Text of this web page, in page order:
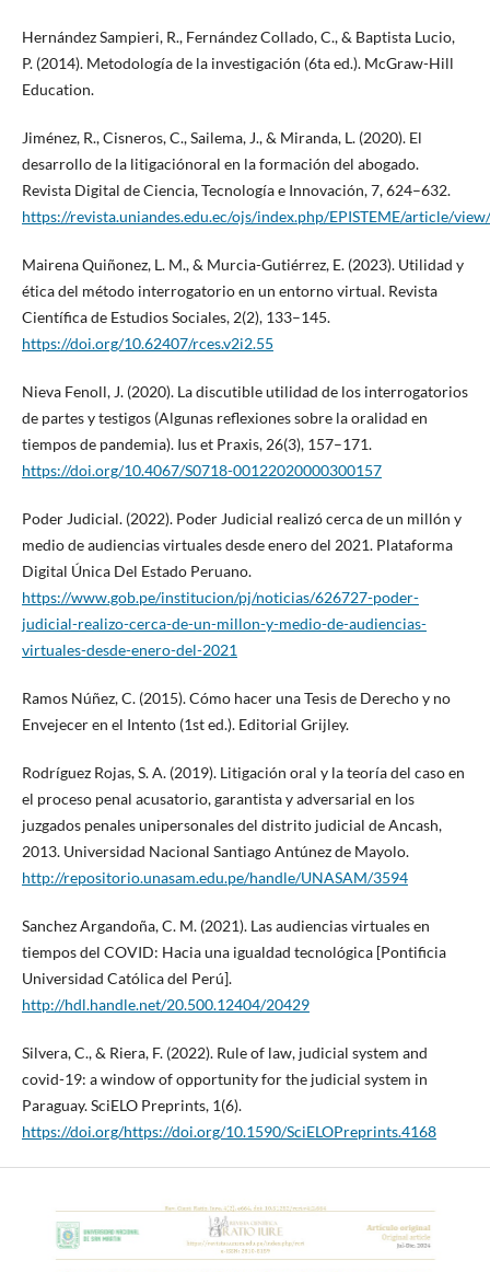
Hernández Sampieri, R., Fernández Collado, C., & Baptista Lucio,
P. (2014). Metodología de la investigación (6ta ed.). McGraw-Hill
Education.
Jiménez, R., Cisneros, C., Sailema, J., & Miranda, L. (2020). El
desarrollo de la litigaciónoral en la formación del abogado.
Revista Digital de Ciencia, Tecnología e Innovación, 7, 624–632.
https://revista.uniandes.edu.ec/ojs/index.php/EPISTEME/article/
Mairena Quiñonez, L. M., & Murcia-Gutiérrez, E. (2023). Utilidad y
ética del método interrogatorio en un entorno virtual. Revista
Científica de Estudios Sociales, 2(2), 133–145.
https://doi.org/10.62407/rces.v2i2.55
Nieva Fenoll, J. (2020). La discutible utilidad de los interrogatorios
de partes y testigos (Algunas reflexiones sobre la oralidad en
tiempos de pandemia). Ius et Praxis, 26(3), 157–171.
https://doi.org/10.4067/S0718-00122020000300157
Poder Judicial. (2022). Poder Judicial realizó cerca de un millón y
medio de audiencias virtuales desde enero del 2021. Plataforma
Digital Única Del Estado Peruano.
https://www.gob.pe/institucion/pj/noticias/626727-poder-
judicial-realizo-cerca-de-un-millon-y-medio-de-audiencias-
virtuales-desde-enero-del-2021
Ramos Núñez, C. (2015). Cómo hacer una Tesis de Derecho y no
Envejecer en el Intento (1st ed.). Editorial Grijley.
Rodríguez Rojas, S. A. (2019). Litigación oral y la teoría del caso en
el proceso penal acusatorio, garantista y adversarial en los
juzgados penales unipersonales del distrito judicial de Ancash,
2013. Universidad Nacional Santiago Antúnez de Mayolo.
http://repositorio.unasam.edu.pe/handle/UNASAM/3594
Sanchez Argandoña, C. M. (2021). Las audiencias virtuales en
tiempos del COVID: Hacia una igualdad tecnológica [Pontificia
Universidad Católica del Perú].
http://hdl.handle.net/20.500.12404/20429
Silvera, C., & Riera, F. (2022). Rule of law, judicial system and
covid-19: a window of opportunity for the judicial system in
Paraguay. SciELO Preprints, 1(6).
https://doi.org/https://doi.org/10.1590/SciELOPreprints.4168